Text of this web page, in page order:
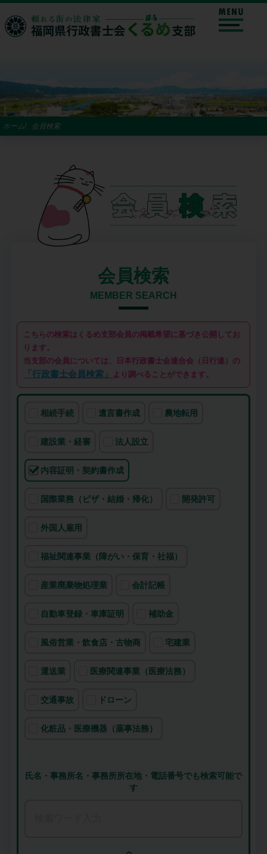
ホーム/ 会員検索
会員検索
MEMBER SEARCH
こちらの検索はくるめ支部会員の掲載希望に基づき公開してお
ります。
当支部の会員については、日本行政書士会連合会（日行連）の
「行政書士会員検索」 より調べることができます。
相続手続 遺言書作成 農地転用
建設業・経審 法人設立
内容証明・契約書作成
国際業務（ビザ・結婚・帰化） 開発許可
外国人雇用
福祉関連事業（障がい・保育・社福）
産業廃棄物処理業 会計記帳
自動車登録・車庫証明 補助金
風俗営業・飲食店・古物商 宅建業
運送業 医療関連事業（医療法務）
交通事故 ドローン
化粧品・医療機器（薬事法務）
氏名・事務所名・事務所所在地・電話番号でも検索可能で
す